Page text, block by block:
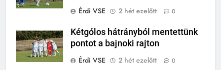
Érdi VSE
2 hét ezelőtt 0
Kétgólos hátrányból mentettünk
pontot a bajnoki rajton
Érdi VSE
2 hét ezelőtt 0